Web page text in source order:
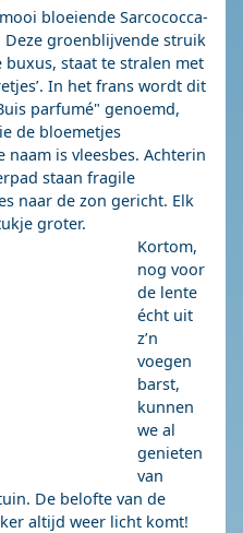
bloeiende Sarcococca-
groenblijvende struik
staat te stralen met
In het frans wordt dit
parfumé" genoemd,
de bloemetjes
is vleesbes. Achterin
staan fragile
naar de zon gericht. Elk
groter.
Kortom,
nog voor
de lente
écht uit
z’n
voegen
barst,
kunnen
we al
genieten
van
De belofte van de
altijd weer licht komt!